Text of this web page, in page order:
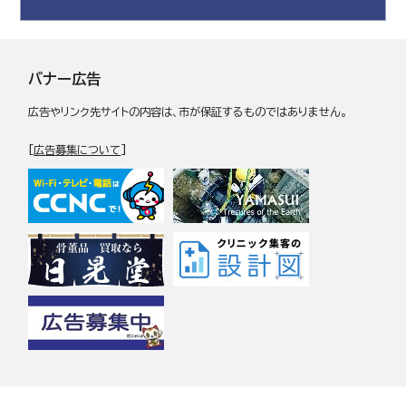
バナー広告
広告やリンク先サイトの内容は、市が保証するものではありません。
[広告募集について